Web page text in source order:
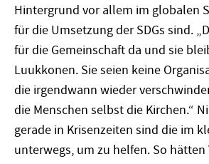
Hintergrund vor allem im globalen
für die Umsetzung der SDGs sind.
für die Gemeinschaft da und sie
Luukkonen. Sie seien keine
die irgendwann wieder
die Menschen selbst die Kirchen.“
gerade in Krisenzeiten sind die im
unterwegs, um zu helfen. So hätten